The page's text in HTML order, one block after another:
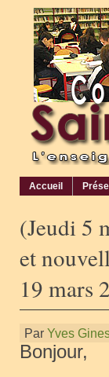
Accueil
(Jeudi 5
et
19 mars
Par Yves
Bonjour,